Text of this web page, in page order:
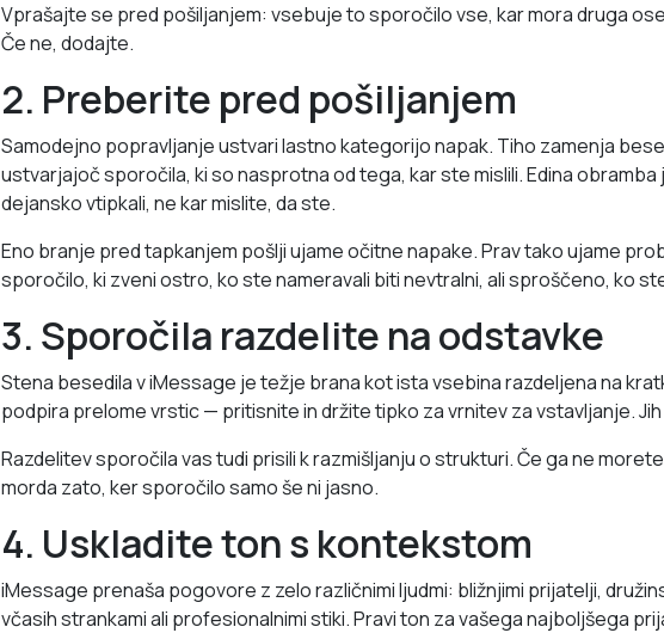
Vprašajte se pred pošiljanjem: vsebuje to sporočilo vse, kar mora druga
Če ne, dodajte.
2. Preberite pred pošiljanjem
Samodejno popravljanje ustvari lastno kategorijo napak. Tiho zamenja
ustvarjajoč sporočila, ki so nasprotna od tega, kar ste mislili. Edina
dejansko vtipkali, ne kar mislite, da ste.
Eno branje pred tapkanjem pošlji ujame očitne napake. Prav tako ujame
sporočilo, ki zveni ostro, ko ste nameravali biti nevtralni, ali sproščeno, ko
3. Sporočila razdelite na odstavke
Stena besedila v iMessage je težje brana kot ista vsebina razdeljena na
podpira prelome vrstic — pritisnite in držite tipko za vrnitev za vstavljanje.
Razdelitev sporočila vas tudi prisili k razmišljanju o strukturi. Če ga ne
morda zato, ker sporočilo samo še ni jasno.
4. Uskladite ton s kontekstom
iMessage prenaša pogovore z zelo različnimi ljudmi: bližnjimi prijatelji,
včasih strankami ali profesionalnimi stiki. Pravi ton za vašega najboljšega